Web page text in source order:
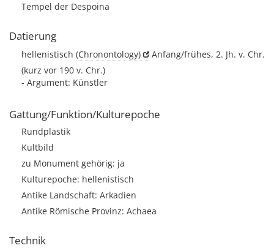
Tempel der Despoina
Datierung
hellenistisch (Chronontology)
Anfang/frühes, 2. Jh. v. Chr.
(kurz vor 190 v. Chr.)
- Argument: Künstler
Gattung/Funktion/Kulturepoche
Rundplastik
Kultbild
zu Monument gehörig: ja
Kulturepoche: hellenistisch
Antike Landschaft: Arkadien
Antike Römische Provinz: Achaea
Technik